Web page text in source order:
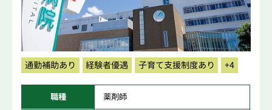
通勤補助あり 経験者優遇 子育て支援制度あり +4
職種 薬剤師